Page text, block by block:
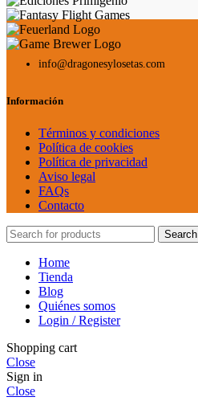
info@dragonesylosetas.com
Información
Términos y condiciones
Política de cookies
Política de privacidad
Aviso legal
FAQs
Contacto
Search
Home
Tienda
Blog
Quiénes somos
Login / Register
Shopping cart
Close
Sign in
Close